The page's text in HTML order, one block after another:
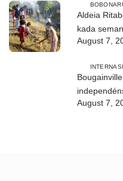
Aldeia
kada
moos
August 7,
August 7,